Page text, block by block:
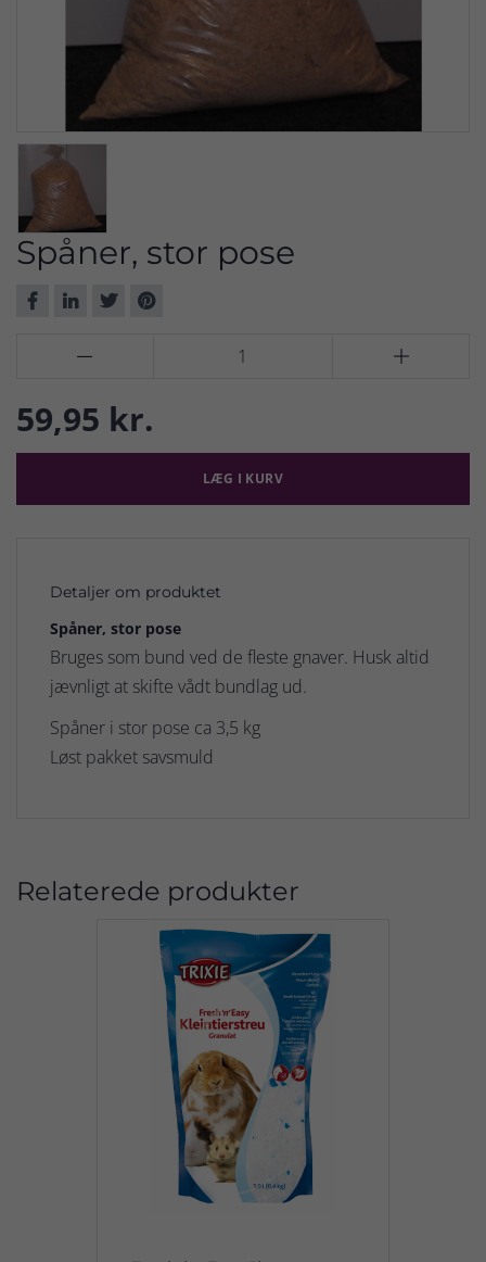
Spåner, stor pose
 
59,95 kr.
LÆG I KURV
Detaljer om produktet
Spåner, stor pose
Bruges som bund ved de fleste gnaver. Husk altid
jævnligt at skifte vådt bundlag ud.
Spåner i stor pose ca 3,5 kg
Løst pakket savsmuld
Relaterede produkter